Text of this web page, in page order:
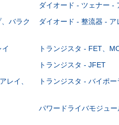
ダイオード - ツェナー -
バラク
ダイオード - 整流器 - ア
トランジスタ - FET、
トランジスタ - JFET
レイ、
トランジスタ - バイポ
パワードライバモジュー